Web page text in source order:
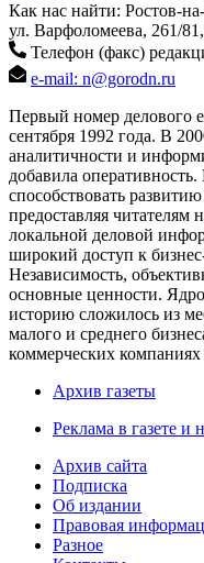
Как нас найти: Ростов-
ул. Варфоломеева, 261/
Телефон (факс)
e-mail: n@gorodn.ru
Первый номер делового
сентября 1992 года. В
аналитичности и
добавила
способствовать
предоставляя читателям
локальной деловой
широкий доступ к
Независимость,
основные ценности.
историю сложилось из
малого и среднего
коммерческих компаниях
Архив газеты
Реклама в газете и
Архив сайта
Подписка
Об издании
Правовая
Разное